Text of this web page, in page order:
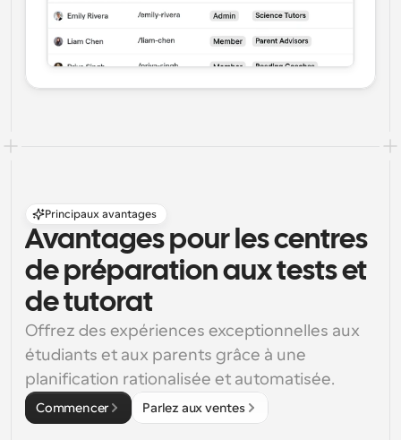
Principaux avantages
Avantages pour les centres
de préparation aux tests et
de tutorat
Offrez des expériences exceptionnelles aux
étudiants et aux parents grâce à une
planification rationalisée et automatisée.
Commencer Parlez aux ventes